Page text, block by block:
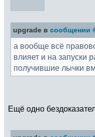
upgrade в сообщении
а вообще всё
влияет и на запуски
получившие лычки
Ещё одно